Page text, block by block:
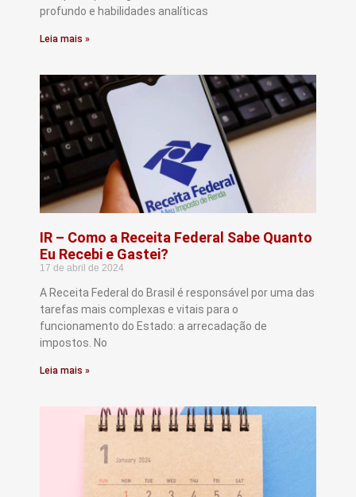
profundo e habilidades analíticas
Leia mais »
IR – Como a Receita Federal Sabe Quanto
Eu Recebi e Gastei?
17 de abril de 2024
A Receita Federal do Brasil é responsável por uma das
tarefas mais complexas e vitais para o
funcionamento do Estado: a arrecadação de
impostos. No
Leia mais »